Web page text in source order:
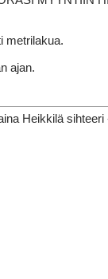
metrilakua.
ajan.
Heikkilä sihteeri